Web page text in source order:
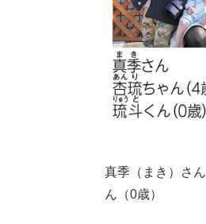
真季（まき）さ
ん（0歳）